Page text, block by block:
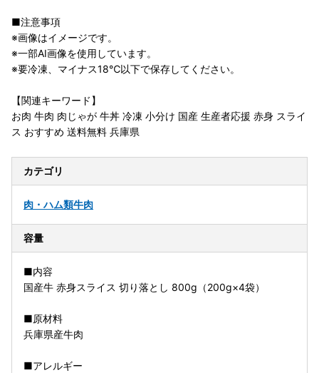
■注意事項
※画像はイメージです。
※一部AI画像を使用しています。
※要冷凍、マイナス18℃以下で保存してください。
【関連キーワード】
お肉 牛肉 肉じゃが 牛丼 冷凍 小分け 国産 生産者応援 赤身 スライ
ス おすすめ 送料無料 兵庫県
カテゴリ
肉・ハム類牛肉
容量
■内容
国産牛 赤身スライス 切り落とし 800g（200g×4袋）
■原材料
兵庫県産牛肉
■アレルギー